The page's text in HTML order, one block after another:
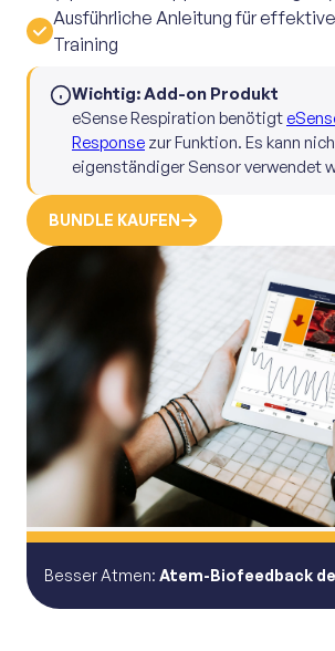
Ausführliche Anleitung für
Training
Wichtig: Add-on Produkt
eSense Respiration benötigt
Response zur Funktion. Es kann
eigenständiger Sensor verwendet
BUNDLE KAUFEN
Besser Atmen: Atem-Biofeedback